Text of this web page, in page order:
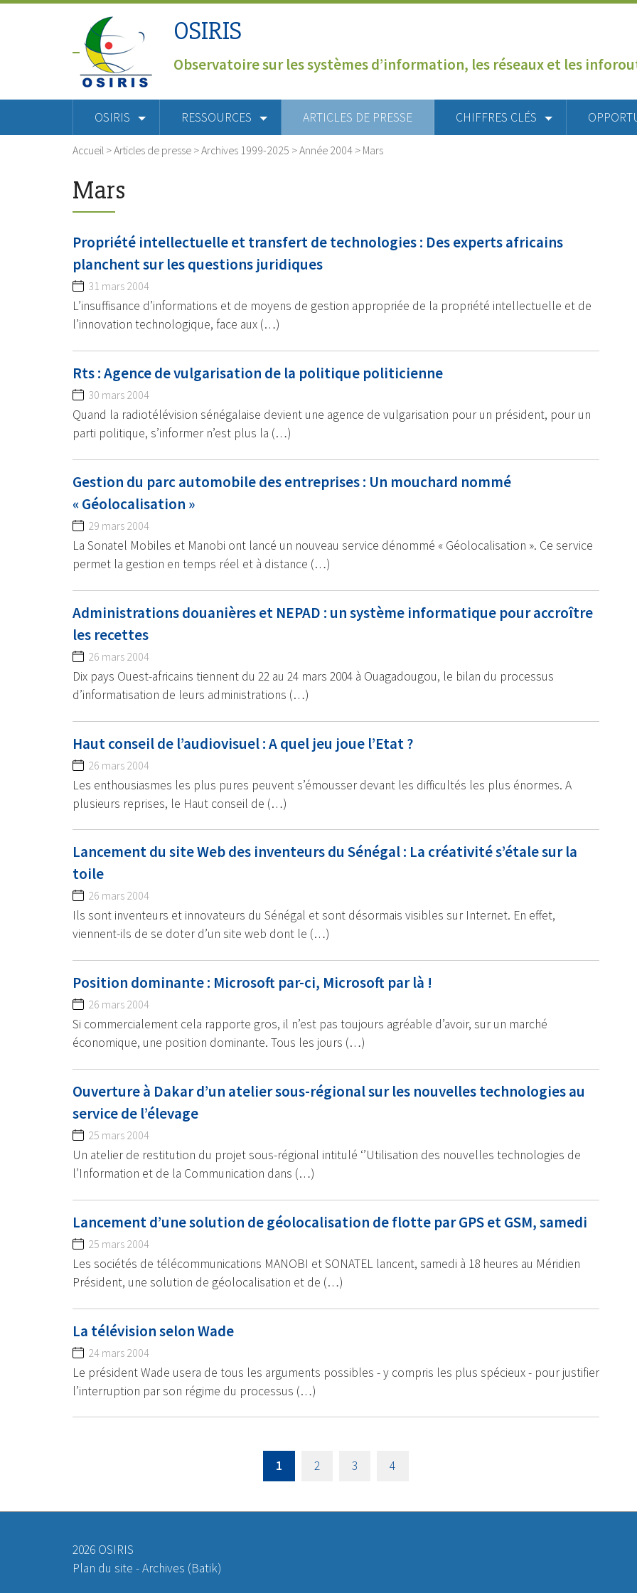
OSIRIS
Observatoire sur les systèmes d’information, les réseaux et les
OSIRIS RESSOURCES ARTICLES DE PRESSE CHIFFRES CLÉS
Accueil >Articles de presse >Archives 1999-2025 >Année 2004 > Mars
Mars
Propriété intellectuelle et transfert de technologies : Des experts africains
planchent sur les questions juridiques
31 mars 2004
L’insuffisance d’informations et de moyens de gestion appropriée de la propriété intellectuelle et de
l’innovation technologique, face aux (…)
Rts : Agence de vulgarisation de la politique politicienne
30 mars 2004
Quand la radiotélévision sénégalaise devient une agence de vulgarisation pour un président, pour un
parti politique, s’informer n’est plus la (…)
Gestion du parc automobile des entreprises : Un mouchard nommé
« Géolocalisation »
29 mars 2004
La Sonatel Mobiles et Manobi ont lancé un nouveau service dénommé « Géolocalisation ». Ce service
permet la gestion en temps réel et à distance (…)
Administrations douanières et NEPAD : un système informatique pour accroître
les recettes
26 mars 2004
Dix pays Ouest-africains tiennent du 22 au 24 mars 2004 à Ouagadougou, le bilan du processus
d’informatisation de leurs administrations (…)
Haut conseil de l’audiovisuel : A quel jeu joue l’Etat ?
26 mars 2004
Les enthousiasmes les plus pures peuvent s’émousser devant les difficultés les plus énormes. A
plusieurs reprises, le Haut conseil de (…)
Lancement du site Web des inventeurs du Sénégal : La créativité s’étale sur la
toile
26 mars 2004
Ils sont inventeurs et innovateurs du Sénégal et sont désormais visibles sur Internet. En effet,
viennent-ils de se doter d’un site web dont le (…)
Position dominante : Microsoft par-ci, Microsoft par là !
26 mars 2004
Si commercialement cela rapporte gros, il n’est pas toujours agréable d’avoir, sur un marché
économique, une position dominante. Tous les jours (…)
Ouverture à Dakar d’un atelier sous-régional sur les nouvelles technologies au
service de l’élevage
25 mars 2004
Un atelier de restitution du projet sous-régional intitulé ‘’Utilisation des nouvelles technologies de
l’Information et de la Communication dans (…)
Lancement d’une solution de géolocalisation de flotte par GPS et GSM, samedi
25 mars 2004
Les sociétés de télécommunications MANOBI et SONATEL lancent, samedi à 18 heures au Méridien
Président, une solution de géolocalisation et de (…)
La télévision selon Wade
24 mars 2004
Le président Wade usera de tous les arguments possibles - y compris les plus spécieux - pour justifier
l’interruption par son régime du processus (…)
1 2 3 4
2026 OSIRIS
Plan du site -Archives (Batik)